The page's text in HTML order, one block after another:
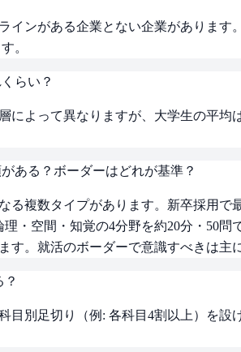
インがある企業とない企業がありま
。
らい？
によって異なりますが、大学生の平
ある？ボーダーはどれが基準？
る複数タイプがあります。新卒採用
・空間・知覚の4分野を約20分・50
す。就活のボーダーで意識すべきは主
目別足切り（例: 各科目4割以上）を